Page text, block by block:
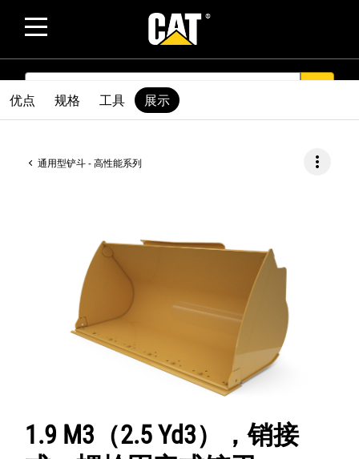
SEARCH
通用型铲斗 - 高性能系列 more_vert
1.9 M3（2.5 Yd3），销接
优点 规格 工具 展示